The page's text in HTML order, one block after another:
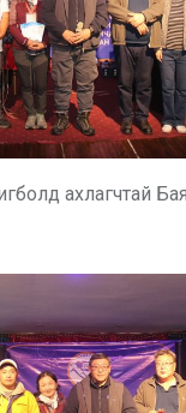
ахлагчтай